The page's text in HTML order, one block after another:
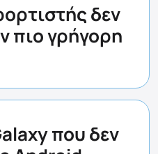
δεν
πιο γρήγορη
που δεν